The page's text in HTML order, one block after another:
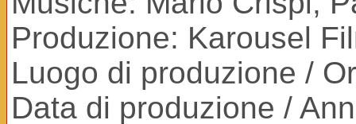
Produzione: Karousel
Luogo di produzione /
Data di produzione /